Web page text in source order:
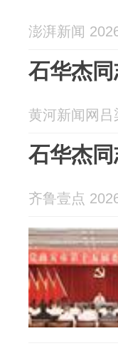
澎湃新闻
石华杰
黄河新闻网吕
石华杰
齐鲁壹点